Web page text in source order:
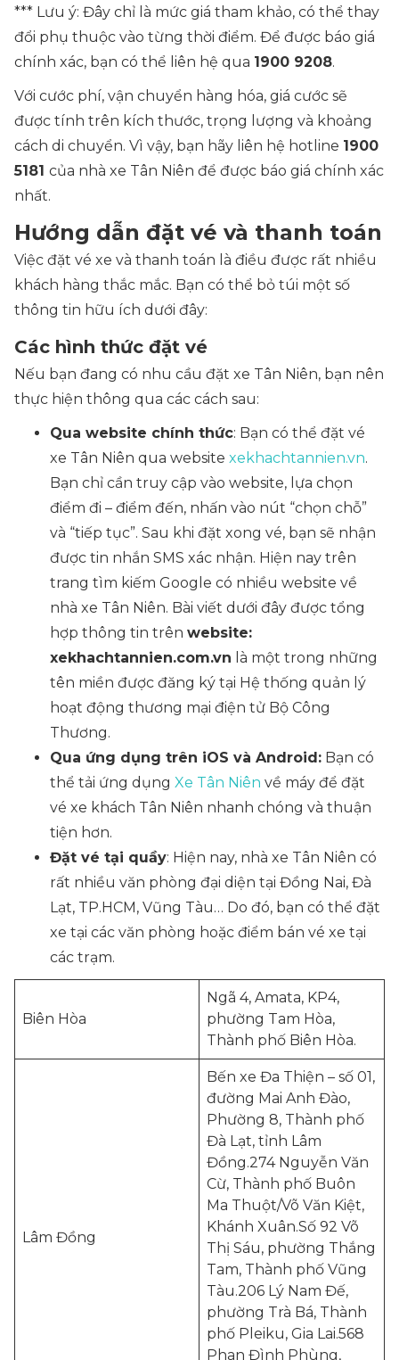
*** Lưu ý: Đây chỉ là mức giá tham khảo, có thể thay
đổi phụ thuộc vào từng thời điểm. Để được báo giá
chính xác, bạn có thể liên hệ qua 1900 9208.
Với cước phí, vận chuyển hàng hóa, giá cước sẽ
được tính trên kích thước, trọng lượng và khoảng
cách di chuyển. Vì vậy, bạn hãy liên hệ hotline 1900
5181 của nhà xe Tân Niên để được báo giá chính xác
nhất.
Hướng dẫn đặt vé và thanh toán
Việc đặt vé xe và thanh toán là điều được rất nhiều
khách hàng thắc mắc. Bạn có thể bỏ túi một số
thông tin hữu ích dưới đây:
Các hình thức đặt vé
Nếu bạn đang có nhu cầu đặt xe Tân Niên, bạn nên
thực hiện thông qua các cách sau:
Qua website chính thức: Bạn có thể đặt vé
xe Tân Niên qua website xekhachtannien.vn.
Bạn chỉ cần truy cập vào website, lựa chọn
điểm đi – điểm đến, nhấn vào nút “chọn chỗ”
và “tiếp tục”. Sau khi đặt xong vé, bạn sẽ nhận
được tin nhắn SMS xác nhận. Hiện nay trên
trang tìm kiếm Google có nhiều website về
nhà xe Tân Niên. Bài viết dưới đây được tổng
hợp thông tin trên website:
xekhachtannien.com.vn là một trong những
tên miền được đăng ký tại Hệ thống quản lý
hoạt động thương mại điện tử Bộ Công
Thương.
Qua ứng dụng trên iOS và Android: Bạn có
thể tải ứng dụng Xe Tân Niên về máy để đặt
vé xe khách Tân Niên nhanh chóng và thuận
tiện hơn.
Đặt vé tại quầy: Hiện nay, nhà xe Tân Niên có
rất nhiều văn phòng đại diện tại Đồng Nai, Đà
Lạt, TP.HCM, Vũng Tàu… Do đó, bạn có thể đặt
xe tại các văn phòng hoặc điểm bán vé xe tại
các trạm.
Biên Hòa
Ngã 4, Amata, KP4,
phường Tam Hòa,
Thành phố Biên Hòa.
Lâm Đồng
Bến xe Đa Thiện – số 01,
đường Mai Anh Đào,
Phường 8, Thành phố
Đà Lạt, tỉnh Lâm
Đồng.274 Nguyễn Văn
Cừ, Thành phố Buôn
Ma Thuột/Võ Văn Kiệt,
Khánh Xuân.Số 92 Võ
Thị Sáu, phường Thắng
Tam, Thành phố Vũng
Tàu.206 Lý Nam Đế,
phường Trà Bá, Thành
phố Pleiku, Gia Lai.568
Phan Đình Phùng,